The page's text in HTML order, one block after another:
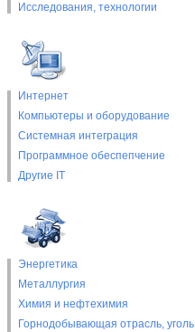
Исследования, технологии
Интернет
Компьютеры и оборудование
Системная интеграция
Программное обеспепчение
Другие IT
Энергетика
Металлургия
Химия и нефтехимия
Горнодобывающая отрасль, уголь